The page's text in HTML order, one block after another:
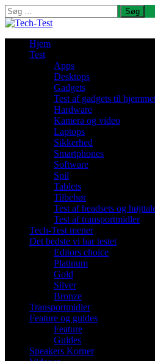
Søg
efter:
Hjem
Test
Apps
Desktops
Gadgets
Test af gadgets til
Hardware
Kamera og video
Laptops
Sikkerhed
Smartphones
Software
Spil
Tablets
Tilbehør
Test af headsets og
Test af transportmidler
Tech-Test mener
Det bedste vi har testet
Editors choice
Platinum
Gold
Silver
Bronze
Transportmidler
Feature og guides
Feature
Guides
Speakers Korner